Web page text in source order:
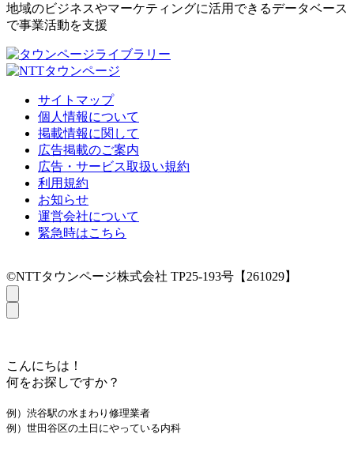
地域のビジネスやマーケティングに活用できるデータベース
で事業活動を支援
サイトマップ
個人情報について
掲載情報に関して
広告掲載のご案内
広告・サービス取扱い規約
利用規約
お知らせ
運営会社について
緊急時はこちら
©NTTタウンページ株式会社 TP25-193号【261029】
こんにちは！
何をお探しですか？
例）渋谷駅の水まわり修理業者
例）世田谷区の土日にやっている内科